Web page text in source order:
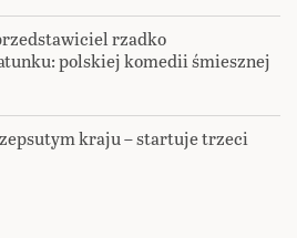
rzadko
polskiej komedii śmiesznej
kraju – startuje trzeci